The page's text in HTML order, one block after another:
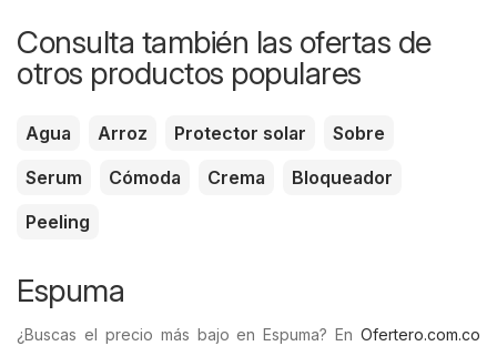
Consulta también las ofertas de
otros productos populares
Agua Arroz Protector solar
Sobre
Serum
Cómoda Crema
Bloqueador
Peeling
Espuma
¿Buscas el precio más bajo en Espuma? En Ofertero.com.co